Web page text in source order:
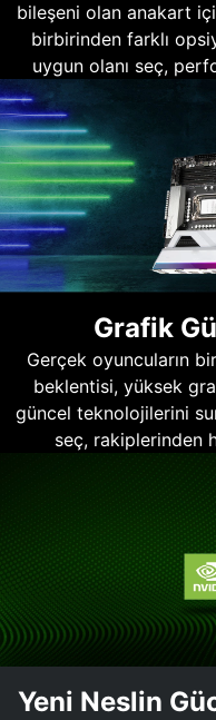
bileşeni olan anakart
birbirinden farklı
uygun olanı seç,
Grafik
Gerçek oyuncuların
beklentisi, yüksek
güncel teknolojilerini
seç, rakiplerinden
Yeni Neslin